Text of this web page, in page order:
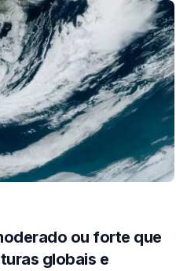
ou forte que
globais e